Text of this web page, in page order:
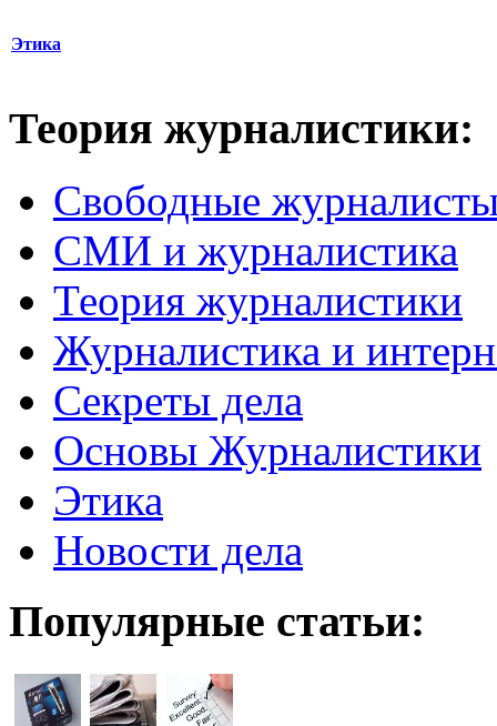
Этика
Теория журналистики:
Свободные
СМИ и журналистика
Теория журналистики
Журналистика и
Секреты дела
Основы Журналистики
Этика
Новости дела
Популярные статьи: